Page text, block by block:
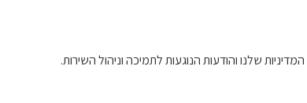
שלנו והודעות הנוגעות לתמיכה וניהול השירות.